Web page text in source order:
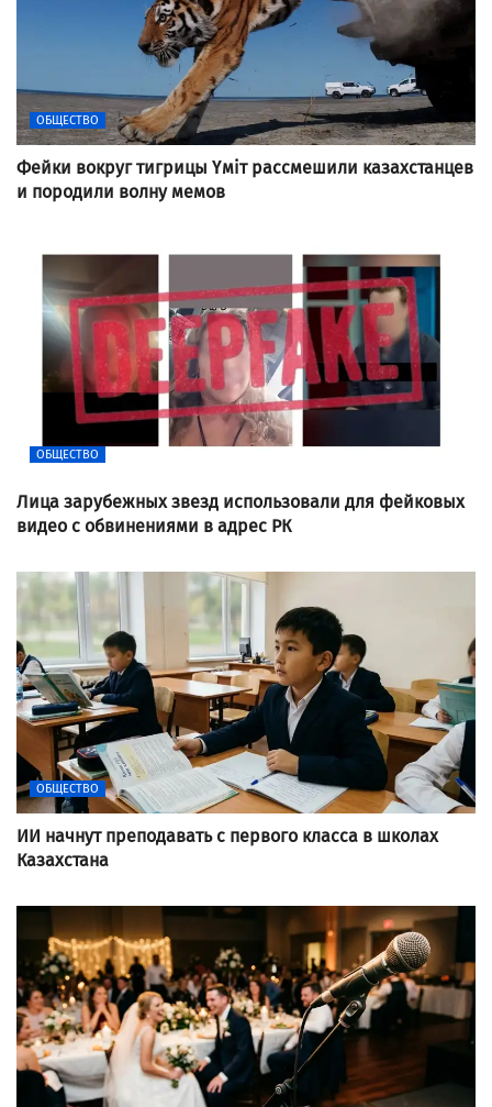
ОБЩЕСТВО
Фейки вокруг тигрицы Үміт рассмешили казахстанцев
и породили волну мемов
ОБЩЕСТВО
Лица зарубежных звезд использовали для фейковых
видео с обвинениями в адрес РК
ОБЩЕСТВО
ИИ начнут преподавать с первого класса в школах
Казахстана